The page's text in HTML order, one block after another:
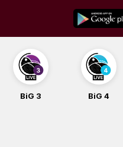
content
BiG 3 BiG 4